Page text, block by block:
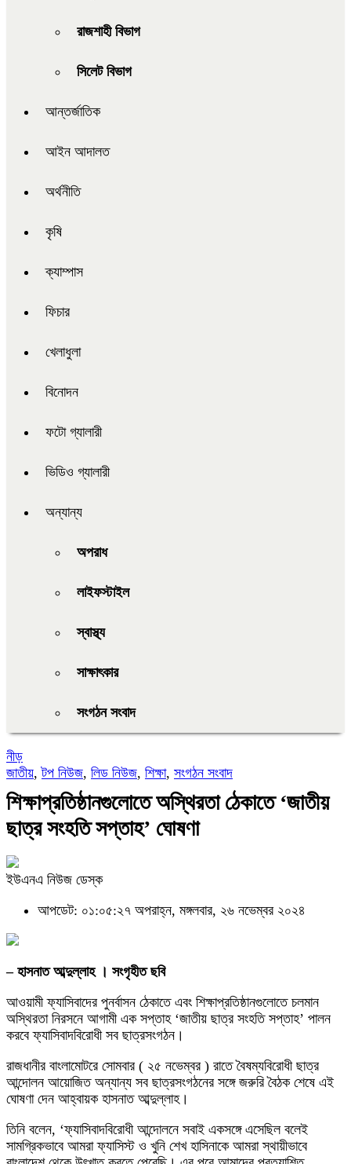
রাজশাহী বিভাগ
সিলেট বিভাগ
আন্তর্জাতিক
আইন আদালত
অর্থনীতি
কৃষি
ক্যাম্পাস
ফিচার
খেলাধুলা
বিনোদন
ফটো গ্যালারী
ভিডিও গ্যালারী
অন্যান্য
অপরাধ
লাইফস্টাইল
স্বাস্থ্য
সাক্ষাৎকার
সংগঠন সংবাদ
নীড়
জাতীয়,টপ নিউজ, লিড নিউজ, শিক্ষা, সংগঠন সংবাদ
শিক্ষাপ্রতিষ্ঠানগুলোতে অস্থিরতা ঠেকাতে ‘জাতীয়
ছাত্র সংহতি সপ্তাহ’ ঘোষণা
ইউএনএ নিউজ ডেস্ক
আপডেট: ০১:০৫:২৭ অপরাহ্ন, মঙ্গলবার, ২৬ নভেম্বর ২০২৪
– হাসনাত আব্দুল্লাহ । সংগৃহীত ছবি
আওয়ামী ফ্যাসিবাদের পুনর্বাসন ঠেকাতে এবং শিক্ষাপ্রতিষ্ঠানগুলোতে চলমান
অস্থিরতা নিরসনে আগামী এক সপ্তাহ ‘জাতীয় ছাত্র সংহতি সপ্তাহ’ পালন
করবে ফ্যাসিবাদবিরোধী সব ছাত্রসংগঠন।
রাজধানীর বাংলামোটরে সোমবার ( ২৫ নভেম্বর ) রাতে বৈষম্যবিরোধী ছাত্র
আন্দোলন আয়োজিত অন্যান্য সব ছাত্রসংগঠনের সঙ্গে জরুরি বৈঠক শেষে এই
ঘোষণা দেন আহ্বায়ক হাসনাত আব্দুল্লাহ।
তিনি বলেন, ‘ফ্যাসিবাদবিরোধী আন্দোলনে সবাই একসঙ্গে এসেছিল বলেই
সামগ্রিকভাবে আমরা ফ্যাসিস্ট ও খুনি শেখ হাসিনাকে আমরা স্থায়ীভাবে